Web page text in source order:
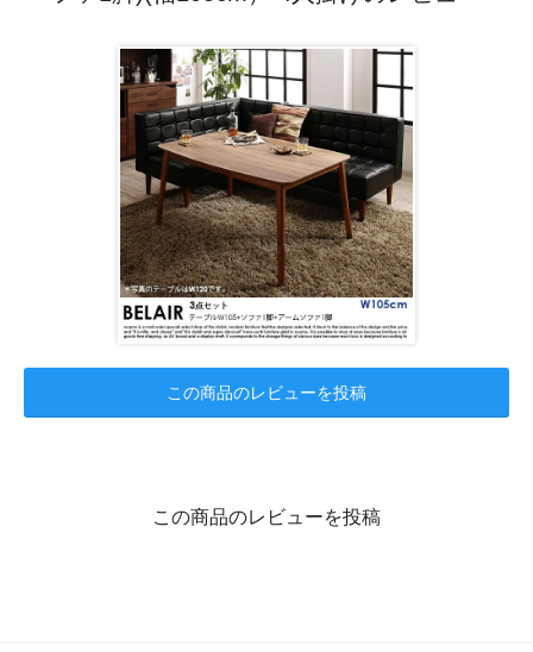
この商品のレビューを投稿
この商品のレビューを投稿